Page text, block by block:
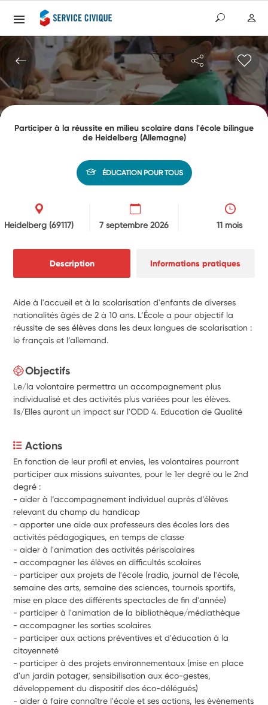
Participer à la réussite en milieu scolaire dans l'école bilingue
de Heidelberg (Allemagne)
ÉDUCATION POUR TOUS
Heidelberg (69117) 7 septembre 2026 11 mois
Description Informations pratiques
Aide à l'accueil et à la scolarisation d'enfants de diverses
nationalités âgés de 2 à 10 ans. L’École a pour objectif la
réussite de ses élèves dans les deux langues de scolarisation :
le français et l’allemand.
Objectifs
Le/la volontaire permettra un accompagnement plus
individualisé et des activités plus variées pour les élèves.
Ils/Elles auront un impact sur l'ODD 4. Education de Qualité
Actions
En fonction de leur profil et envies, les volontaires pourront
participer aux missions suivantes, pour le 1er degré ou le 2nd
degré :
- aider à l’accompagnement individuel auprès d’élèves
relevant du champ du handicap
- apporter une aide aux professeurs des écoles lors des
activités pédagogiques, en temps de classe
- aider à l'animation des activités périscolaires
- accompagner les élèves en difficultés scolaires
- participer aux projets de l'école (radio, journal de l'école,
semaine des arts, semaine des sciences, tournois sportifs,
mise en place des différents spectacles de fin d'année)
- participer à l'animation de la bibliothèque/médiathèque
- accompagner les sorties scolaires
- participer aux actions préventives et d'éducation à la
citoyenneté
- participer à des projets environnementaux (mise en place
d'un jardin potager, sensibilisation aux éco-gestes,
développement du dispositif des éco-délégués)
- aider à faire connaître l'école et ses actions, les évènements